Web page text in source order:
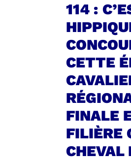
114 :
CETTE
FINALE
FILIÈRE
CHEVAL